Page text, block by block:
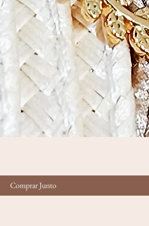
Comprar Junto